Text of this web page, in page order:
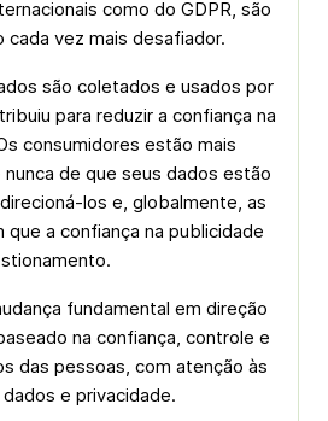
como do GDPR, são
cada vez mais desafiador.
são coletados e usados por
para reduzir a confiança na
consumidores estão mais
de que seus dados estão
los e, globalmente, as
a confiança na publicidade
fundamental em direção
na confiança, controle e
das pessoas, com atenção às
e privacidade.